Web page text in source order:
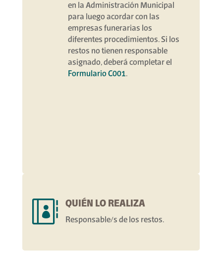
en la Administración Municipal
para luego acordar con las
empresas funerarias los
diferentes procedimientos. Si los
restos no tienen responsable
asignado, deberá completar el
Formulario C001.
 QUIÉN LO REALIZA
Responsable/s de los restos.